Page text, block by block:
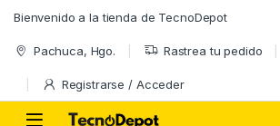
Bienvenido a la tienda de TecnoDepot
Pachuca, Hgo. Rastrea tu pedido
Registrarse / Acceder